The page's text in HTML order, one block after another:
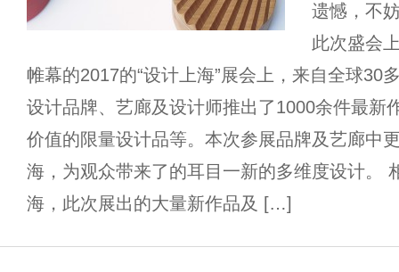
遗憾，不
此次盛会
帷幕的2017的“设计上海”展会上，来自全球30
设计品牌、艺廊及设计师推出了1000余件最新
价值的限量设计品等。本次参展品牌及艺廊中
海，为观众带来了的耳目一新的多维度设计。
海，此次展出的大量新作品及 […]